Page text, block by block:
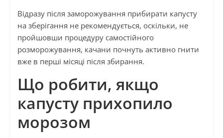
Відразу після заморожування прибирати капусту
на зберігання не рекомендується, оскільки, не
пройшовши процедуру самостійного
розморожування, качани почнуть активно гнити
вже в перші місяці після збирання.
Що робити, якщо
капусту прихопило
морозом